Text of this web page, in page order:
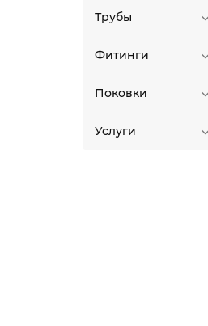
Трубы
Фитинги
Поковки
Услуги